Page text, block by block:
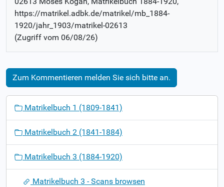
https://matrikel.adbk.de/matrikel/mb_1884-
1920/jahr_1903/matrikel-02613
(Zugriff vom 06/08/26)
Zum Kommentieren melden Sie sich bitte an.
Matrikelbuch 1 (1809-1841)
Matrikelbuch 2 (1841-1884)
Matrikelbuch 3 (1884-1920)
Matrikelbuch 3 - Scans browsen